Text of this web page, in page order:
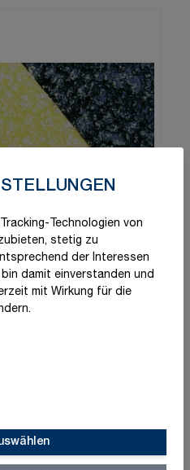
Technologien von
stetig zu
der Interessen
damit einverstanden und
mit Wirkung für die